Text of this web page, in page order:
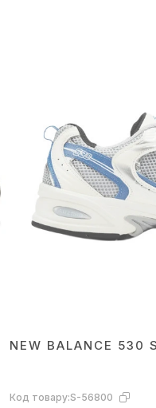
NEW BALANCE 530
Код товару:S-56800